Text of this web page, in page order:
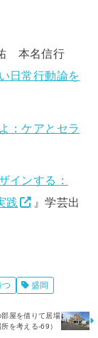
本名信行
日常行動論を
：ケアとセラ
インする：
践
』学芸出
つ 盛岡
屋を借りて居場
を考える-69）